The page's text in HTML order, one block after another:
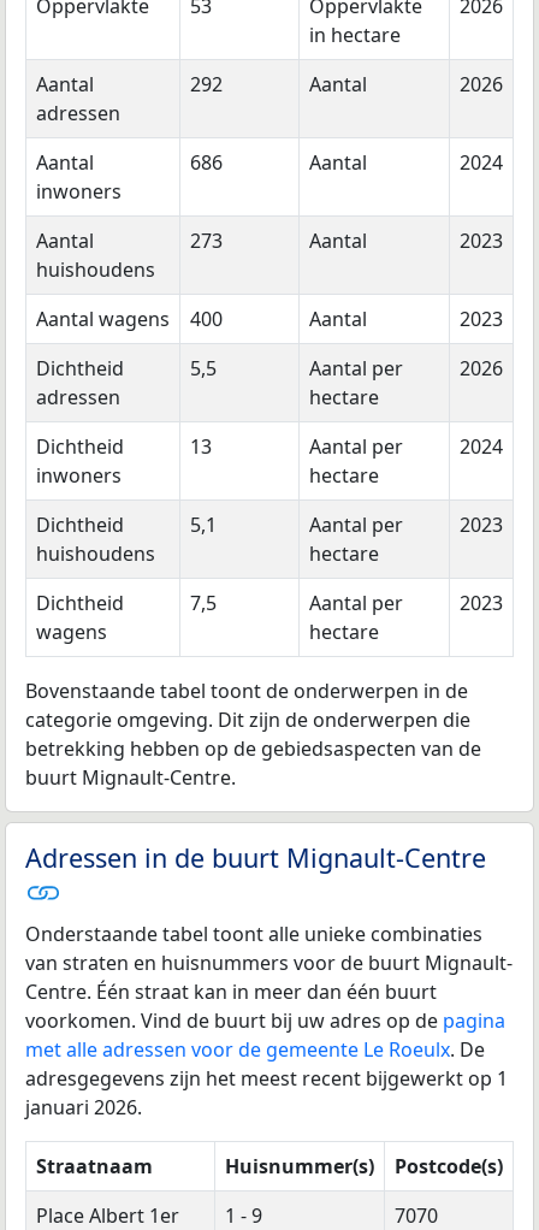
Oppervlakte 53
Oppervlakte
in hectare
2026
Aantal
adressen
292 Aantal 2026
Aantal
inwoners
686 Aantal 2024
Aantal
huishoudens
273 Aantal 2023
Aantal wagens 400 Aantal
2023
Dichtheid
adressen
5,5
Aantal per
hectare
2026
Dichtheid
inwoners
13
Aantal per
hectare
2024
Dichtheid
huishoudens
5,1
Aantal per
hectare
2023
Dichtheid
wagens
7,5
Aantal per
hectare
2023
Bovenstaande tabel toont de onderwerpen in de
categorie omgeving. Dit zijn de onderwerpen die
betrekking hebben op de gebiedsaspecten van de
buurt Mignault-Centre.
Adressen in de buurt Mignault-Centre
Onderstaande tabel toont alle unieke combinaties
van straten en huisnummers voor de buurt Mignault-
Centre. Één straat kan in meer dan één buurt
voorkomen. Vind de buurt bij uw adres op de pagina
met alle adressen voor de gemeente Le Roeulx. De
adresgegevens zijn het meest recent bijgewerkt op 1
januari 2026.
Straatnaam Huisnummer(s)
Postcode(s)
Place Albert 1er
1 - 9
7070